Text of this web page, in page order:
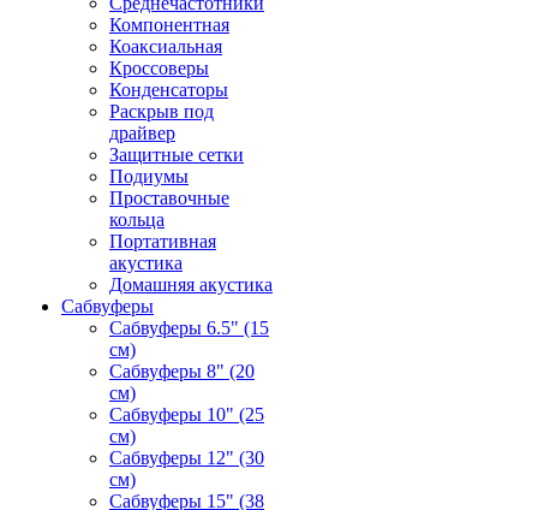
Компонентная
Коаксиальная
Кроссоверы
Конденсаторы
Раскрыв под
драйвер
Защитные сетки
Подиумы
Проставочные
кольца
Портативная
акустика
Домашняя акустика
Сабвуферы
Сабвуферы 6.5" (15
см)
Сабвуферы 8" (20
см)
Сабвуферы 10" (25
см)
Сабвуферы 12" (30
см)
Сабвуферы 15" (38